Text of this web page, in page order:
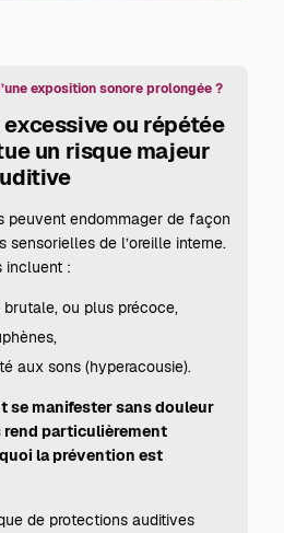
exposition sonore prolongée ?
ou répétée
un risque majeur
peuvent endommager de façon
sensorielles de l’oreille interne.
incluent :
ou plus précoce,
aux sons (hyperacousie).
se manifester sans douleur
rend particulièrement
la prévention est
de protections auditives